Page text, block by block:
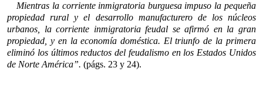
Mientras la corriente inmigratoria burguesa impuso la pequeña
pro­piedad rural y el desarrollo manufacturero de los núcleos
urbanos, la corriente inmigratoria feudal se afirmó en la gran
propiedad, y en la economía doméstica. El triunfo de la primera
eliminó los últimos re­ductos del feudalismo en los Estados Unidos
de Norte América”.(págs. 23 y 24).